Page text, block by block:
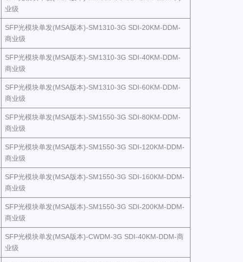
业级
SFP光模块单发(MSA版本)-SM1310-3G SDI-20KM-DDM-
商业级
SFP光模块单发(MSA版本)-SM1310-3G SDI-40KM-DDM-
商业级
SFP光模块单发(MSA版本)-SM1310-3G SDI-60KM-DDM-
商业级
SFP光模块单发(MSA版本)-SM1550-3G SDI-80KM-DDM-
商业级
SFP光模块单发(MSA版本)-SM1550-3G SDI-120KM-DDM-
商业级
SFP光模块单发(MSA版本)-SM1550-3G SDI-160KM-DDM-
商业级
SFP光模块单发(MSA版本)-SM1550-3G SDI-200KM-DDM-
商业级
SFP光模块单发(MSA版本)-CWDM-3G SDI-40KM-DDM-商
业级